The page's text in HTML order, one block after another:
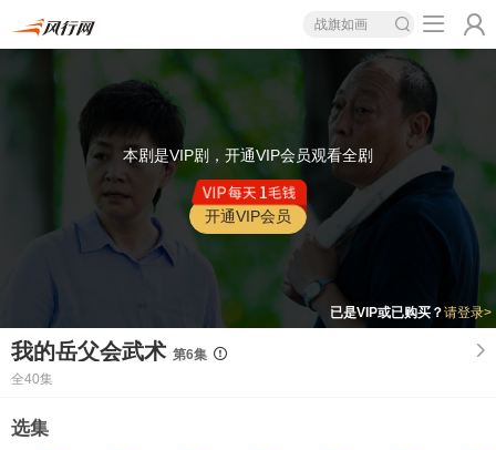
战旗如画
本剧是VIP剧，开通VIP会员观看全剧
开通VIP会员
已是VIP或已购买？请登录>
我的岳父会武术 第6集
全40集
选集